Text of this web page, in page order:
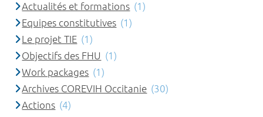
Actualités et formations (1)
Equipes constitutives (1)
Le projet TIE (1)
Objectifs des FHU (1)
Work packages (1)
Archives COREVIH Occitanie (30)
Actions (4)